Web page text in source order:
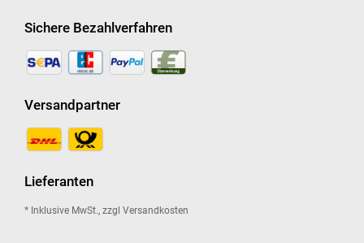
Sichere Bezahlverfahren
Versandpartner
Lieferanten
* Inklusive MwSt., zzgl Versandkosten